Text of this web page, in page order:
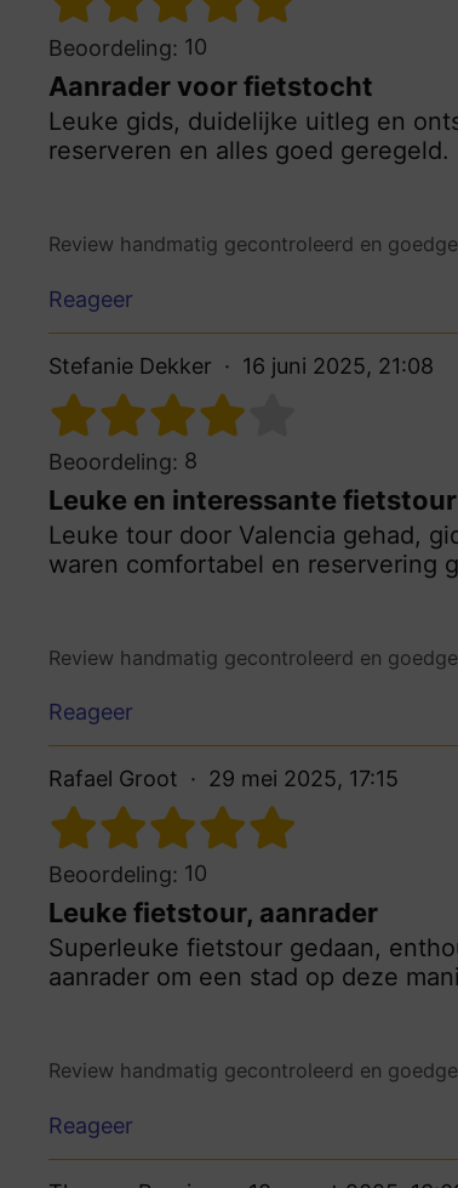
Beoordeling: 10
Aanrader voor fietstocht
Leuke gids, duidelijke uitleg en
reserveren en alles goed
Review handmatig gecontroleerd en
Reageer
Stefanie Dekker 16 juni 2025, 21:08
Beoordeling: 8
Leuke en interessante fietstour
Leuke tour door Valencia gehad,
waren comfortabel en reservering
Review handmatig gecontroleerd en
Reageer
Rafael Groot 29 mei 2025, 17:15
Beoordeling: 10
Leuke fietstour, aanrader
Superleuke fietstour gedaan,
aanrader om een stad op deze
Review handmatig gecontroleerd en
Reageer